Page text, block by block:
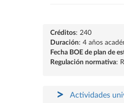
Créditos: 240
Duración: 4 años
Fecha BOE de plan de
Regulación normativa:
Actividades